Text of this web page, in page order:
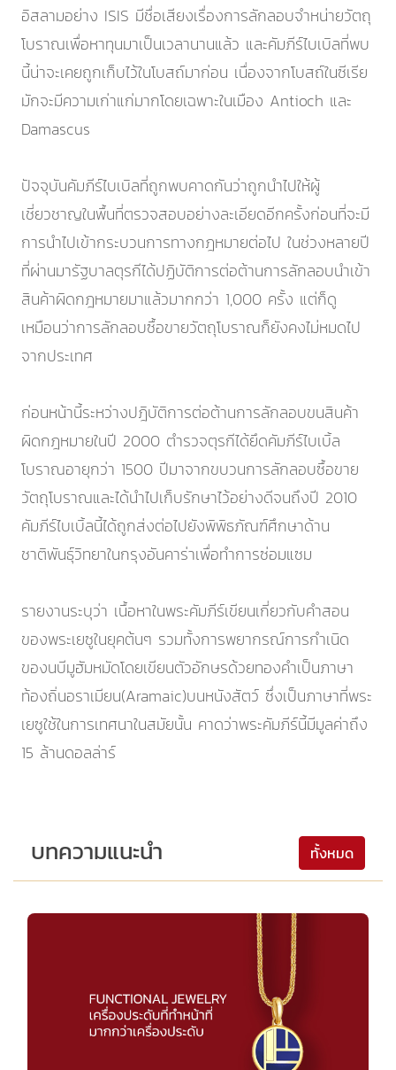
อิสลามอย่าง ISIS มีชื่อเสียงเรื่องการลักลอบจำหน่ายวัตถุ
โบราณเพื่อหาทุนมาเป็นเวลานานแล้ว และคัมภีร์ไบเบิลที่พบ
นี้น่าจะเคยถูกเก็บไว้ในโบสถ์มาก่อน เนื่องจากโบสถ์ในซีเรีย
มักจะมีความเก่าแก่มากโดยเฉพาะในเมือง Antioch และ
Damascus
ปัจจุบันคัมภีร์ไบเบิลที่ถูกพบคาดกันว่าถูกนำไปให้ผู้
เชี่ยวชาญในพื้นที่ตรวจสอบอย่างละเอียดอีกครั้งก่อนที่จะมี
การนำไปเข้ากระบวนการทางกฎหมายต่อไป ในช่วงหลายปี
ที่ผ่านมารัฐบาลตุรกีได้ปฏิบัติการต่อต้านการลักลอบนำเข้า
สินค้าผิดกฎหมายมาแล้วมากกว่า 1,000 ครั้ง แต่ก็ดู
เหมือนว่าการลักลอบซื้อขายวัตถุโบราณก็ยังคงไม่หมดไป
จากประเทศ
ก่อนหน้านี้ระหว่างปฎิบัติการต่อต้านการลักลอบขนสินค้า
ผิดกฎหมายในปี 2000 ตำรวจตุรกีได้ยึดคัมภีร์ไบเบิ้ล
โบราณอายุกว่า 1500 ปีมาจากขบวนการลักลอบซื้อขาย
วัตถุโบราณและได้นำไปเก็บรักษาไว้อย่างดีจนถึงปี 2010
คัมภีร์ไบเบิ้ลนี้ได้ถูกส่งต่อไปยังพิพิธภัณฑ์ศึกษาด้าน
ชาติพันธุ์วิทยาในกรุงอันคาร่าเพื่อทำการซ่อมแซม
รายงานระบุว่า เนื้อหาในพระคัมภีร์เขียนเกี่ยวกับคำสอน
ของพระเยซูในยุคต้นๆ รวมทั้งการพยากรณ์การกำเนิด
ของนบีมูฮัมหมัดโดยเขียนตัวอักษรด้วยทองคำเป็นภาษา
ท้องถิ่นอราเมียน(Aramaic)บนหนังสัตว์ ซึ่งเป็นภาษาที่พระ
เยซูใช้ในการเทศนาในสมัยนั้น คาดว่าพระคัมภีร์นี้มีมูลค่าถึง
15 ล้านดอลล่าร์
บทความแนะนำ ทั้งหมด